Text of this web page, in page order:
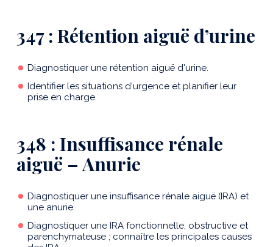
347 : Rétention aiguë d’urine
Diagnostiquer une rétention aiguë d'urine.
Identifier les situations d'urgence et planifier leur
prise en charge.
348 : Insuffisance rénale
aiguë – Anurie
Diagnostiquer une insuffisance rénale aiguë (IRA) et
une anurie.
Diagnostiquer une IRA fonctionnelle, obstructive et
parenchymateuse ; connaître les principales causes